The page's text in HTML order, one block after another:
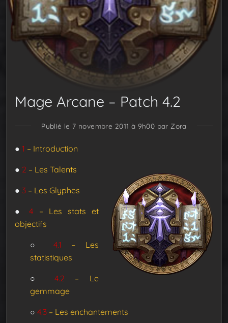
Mage Arcane – Patch 4.2
Publié le 7 novembre 2011 à 9h00 par Zora
● 1 – Introduction
● 2 – Les Talents
● 3 – Les Glyphes
●4 – Les stats et
objectifs
○ 4.1 – Les
statistiques
○ 4.2 – Le
gemmage
○ 4.3 – Les enchantements